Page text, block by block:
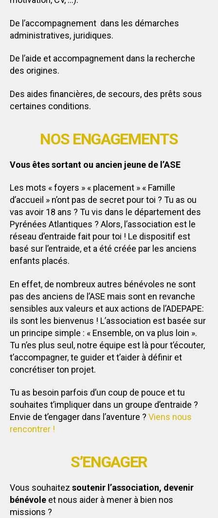
De l’accompagnement dans les démarches
administratives, juridiques.
De l’aide et accompagnement dans la recherche
des origines.
Des aides financières, de secours, des prêts sous
certaines conditions.
NOS ENGAGEMENTS
Vous êtes sortant ou ancien jeune de l’ASE
Les mots « foyers » « placement » « Famille
d’accueil » n’ont pas de secret pour toi ? Tu as ou
vas avoir 18 ans ? Tu vis dans le département des
Pyrénées Atlantiques ? Alors, l’association est le
réseau d’entraide fait pour toi ! Le dispositif est
basé sur l’entraide, et a été créée par les anciens
enfants placés.
En effet, de nombreux autres bénévoles ne sont
pas des anciens de l’ASE mais sont en revanche
sensibles aux valeurs et aux actions de l’ADEPAPE:
ils sont les bienvenus ! L’association est basée sur
un principe simple : « Ensemble, on va plus loin ».
Tu n’es plus seul, notre équipe est là pour t’écouter,
t’accompagner, te guider et t’aider à définir et
concrétiser ton projet.
Tu as besoin parfois d’un coup de pouce et tu
souhaites t’impliquer dans un groupe d’entraide ?
Envie de t’engager dans l’aventure ? Viens nous
rencontrer !
S’ENGAGER
Vous souhaitez soutenir l’association, devenir
bénévole et nous aider à mener à bien nos
missions ?